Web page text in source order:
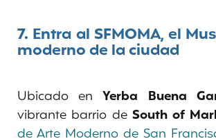
7. Entra al SFMOMA, el
moderno de la ciudad
Ubicado enYerba Buena
vibrante barrio deSouth of
de Arte Moderno de San